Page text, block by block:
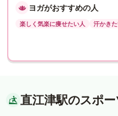
ヨガがおすすめの人
楽しく気楽に痩せたい人 汗かき
直江津駅のスポ